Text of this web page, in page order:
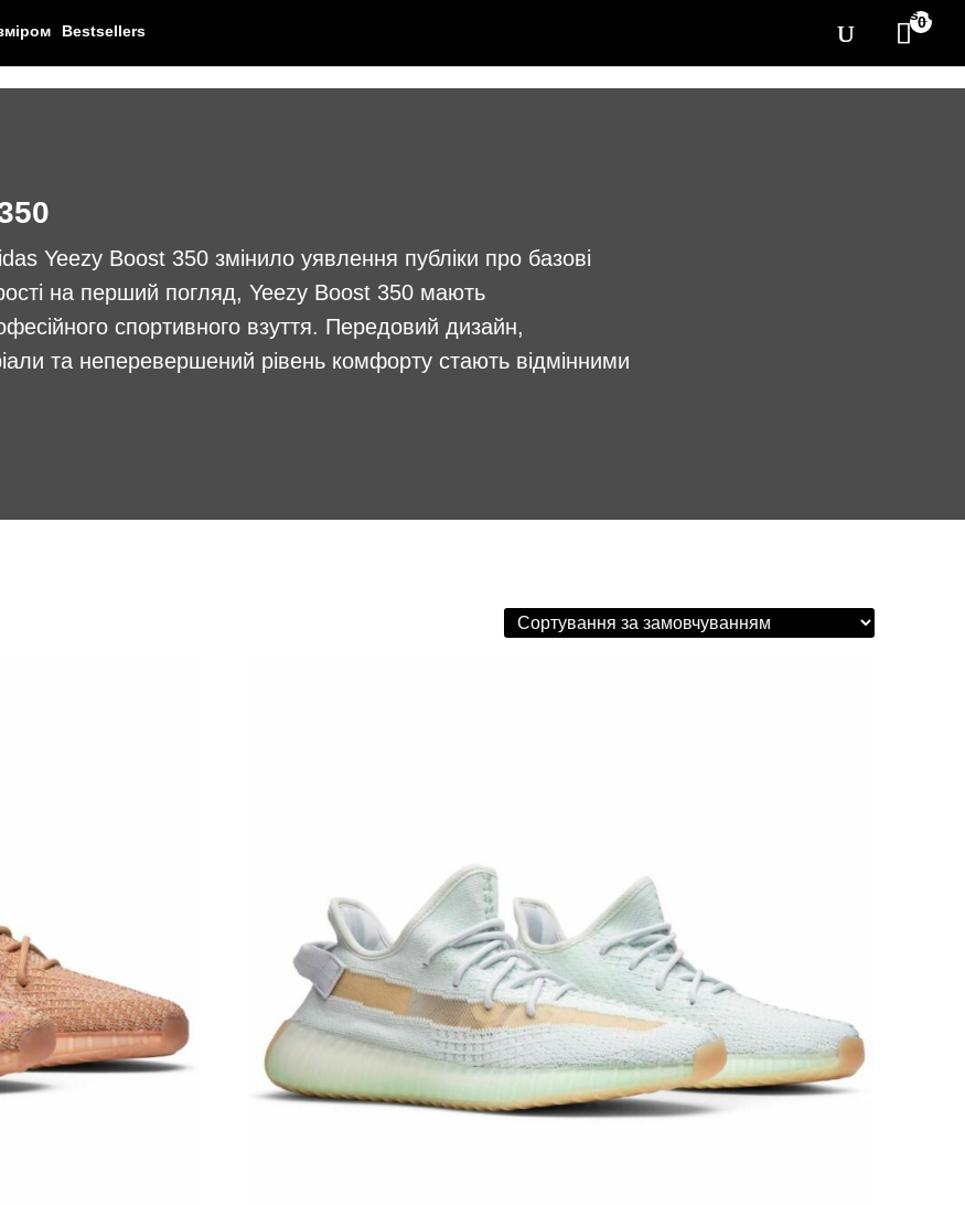
Bestsellers 0
Yeezy Boost 350 змінило уявлення публіки про базові
на перший погляд, Yeezy Boost 350 мають
спортивного взуття. Передовий дизайн,
та неперевершений рівень комфорту стають відмінними